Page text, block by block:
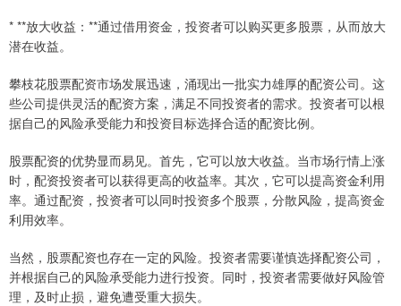
* **放大收益：**通过借用资金，投资者可以购买更多股票，从而放大
潜在收益。
攀枝花股票配资市场发展迅速，涌现出一批实力雄厚的配资公司。这
些公司提供灵活的配资方案，满足不同投资者的需求。投资者可以根
据自己的风险承受能力和投资目标选择合适的配资比例。
股票配资的优势显而易见。首先，它可以放大收益。当市场行情上涨
时，配资投资者可以获得更高的收益率。其次，它可以提高资金利用
率。通过配资，投资者可以同时投资多个股票，分散风险，提高资金
利用效率。
当然，股票配资也存在一定的风险。投资者需要谨慎选择配资公司，
并根据自己的风险承受能力进行投资。同时，投资者需要做好风险管
理，及时止损，避免遭受重大损失。